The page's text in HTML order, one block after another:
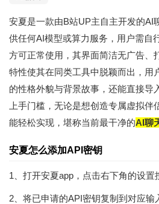
安夏是一款由B站UP主自主开发的AI
供任何AI模型或算力服务，用户需自
方可正常使用，其界面简洁无广告、
特性使其在同类工具中脱颖而出，用
的性格外貌与背景故事，还能直接导
上手门槛，无论是想创造专属虚拟
能轻松实现，堪称当前最干净的AI聊
安夏怎么添加API密钥
1、打开安夏app，点击右下角的设置
2、将已申请的API密钥复制到对应